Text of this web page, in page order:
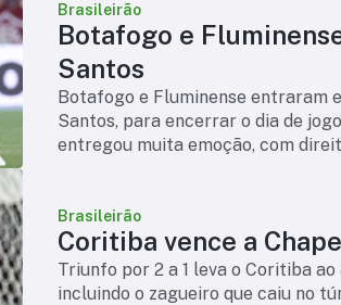
Brasileirão
Botafogo e
Santos
Botafogo e Fluminense entraram
Santos, para encerrar o dia de
entregou muita emoção, com
Brasileirão
Coritiba
Triunfo por 2 a 1 leva o Coritiba
incluindo o zagueiro que caiu no